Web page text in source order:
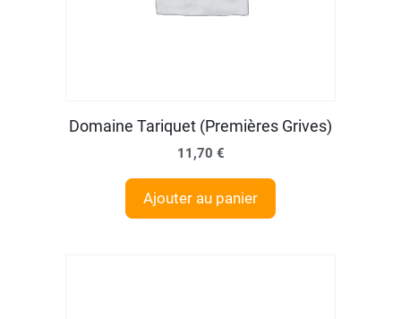
Domaine Tariquet (Premières Grives)
11,70 €
Ajouter au panier